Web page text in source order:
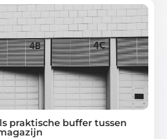
praktische buffer tussen